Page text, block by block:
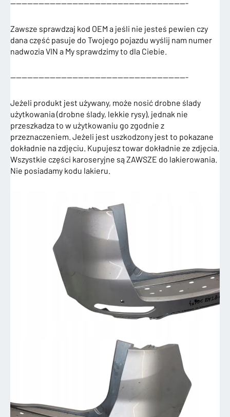
———————————————————————————————-
Zawsze sprawdzaj kod OEM a jeśli nie jesteś pewien czy
dana część pasuje do Twojego pojazdu wyślij nam numer
nadwozia VIN a My sprawdzimy to dla Ciebie.
———————————————————————————————-
Jeżeli produkt jest używany, może nosić drobne ślady
użytkowania (drobne ślady, lekkie rysy), jednak nie
przeszkadza to w użytkowaniu go zgodnie z
przeznaczeniem. Jeżeli jest uszkodzony jest to pokazane
dokładnie na zdjęciu. Kupujesz towar dokładnie ze zdjęcia.
Wszystkie części karoseryjne są ZAWSZE do lakierowania.
Nie posiadamy kodu lakieru.